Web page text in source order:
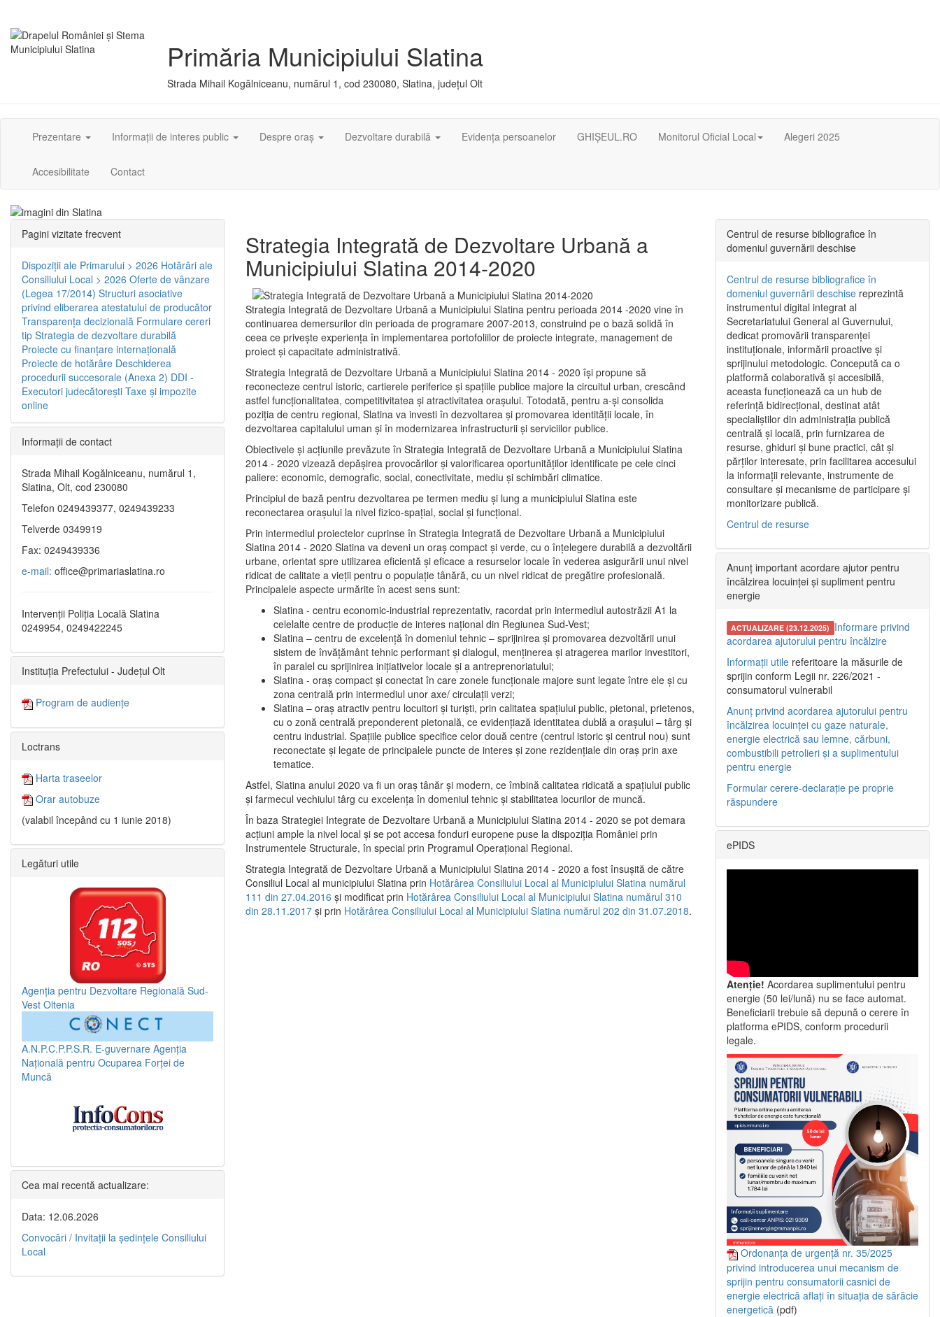
Primăria Municipiului Slatina
Strada Mihail Kogălniceanu, numărul 1, cod 230080, Slatina, județul Olt
Prezentare Informații de interes public Despre oraș Dezvoltare durabilă Evidența persoanelor GHIȘEUL.RO Monitorul Oficial Local Alegeri 2025
Accesibilitate Contact
Strategia Integrată de Dezvoltare Urbană a
Municipiului Slatina 2014-2020
Strategia Integrată de Dezvoltare Urbană a Municipiului Slatina pentru perioada 2014 -2020 vine în
continuarea demersurilor din perioada de programare 2007-2013, construind pe o bază solidă în
ceea ce priveşte experienţa în implementarea portofoliilor de proiecte integrate, management de
proiect și capacitate administrativă.
Strategia Integrată de Dezvoltare Urbană a Municipiului Slatina 2014 - 2020 își propune să
reconecteze centrul istoric, cartierele periferice şi spaţiile publice majore la circuitul urban, crescând
astfel funcţionalitatea, competitivitatea şi atractivitatea oraşului. Totodată, pentru a-şi consolida
poziţia de centru regional, Slatina va investi în dezvoltarea şi promovarea identităţii locale, în
dezvoltarea capitalului uman şi în modernizarea infrastructurii şi serviciilor publice.
Obiectivele şi acţiunile prevăzute în Strategia Integrată de Dezvoltare Urbană a Municipiului Slatina
2014 - 2020 vizează depășirea provocărilor şi valorificarea oportunităţilor identificate pe cele cinci
paliere: economic, demografic, social, conectivitate, mediu şi schimbări climatice.
Principiul de bază pentru dezvoltarea pe termen mediu şi lung a municipiului Slatina este
reconectarea oraşului la nivel fizico-spaţial, social şi funcţional.
Prin intermediul proiectelor cuprinse în Strategia Integrată de Dezvoltare Urbană a Municipiului
Slatina 2014 - 2020 Slatina va deveni un oraş compact şi verde, cu o înţelegere durabilă a dezvoltării
urbane, orientat spre utilizarea eficientă şi eficace a resurselor locale în vederea asigurării unui nivel
ridicat de calitate a vieţii pentru o populaţie tânără, cu un nivel ridicat de pregătire profesională.
Principalele aspecte urmărite în acest sens sunt:
Slatina - centru economic-industrial reprezentativ, racordat prin intermediul autostrăzii A1 la
celelalte centre de producţie de interes naţional din Regiunea Sud-Vest;
Slatina – centru de excelenţă în domeniul tehnic – sprijinirea şi promovarea dezvoltării unui
sistem de învăţământ tehnic performant şi dialogul, menţinerea şi atragerea marilor investitori,
în paralel cu sprijinirea iniţiativelor locale şi a antreprenoriatului;
Slatina - oraş compact şi conectat în care zonele funcţionale majore sunt legate între ele şi cu
zona centrală prin intermediul unor axe/ circulații verzi;
Slatina – oraş atractiv pentru locuitori şi turişti, prin calitatea spaţiului public, pietonal, prietenos,
cu o zonă centrală preponderent pietonală, ce evidenţiază identitatea dublă a oraşului – târg şi
centru industrial. Spaţiile publice specifice celor două centre (centrul istoric şi centrul nou) sunt
reconectate şi legate de principalele puncte de interes şi zone rezidenţiale din oraş prin axe
tematice.
Astfel, Slatina anului 2020 va fi un oraş tânăr şi modern, ce îmbină calitatea ridicată a spaţiului public
şi farmecul vechiului târg cu excelenţa în domeniul tehnic şi stabilitatea locurilor de muncă.
În baza Strategiei Integrate de Dezvoltare Urbană a Municipiului Slatina 2014 - 2020 se pot demara
acţiuni ample la nivel local şi se pot accesa fonduri europene puse la dispoziţia României prin
Instrumentele Structurale, în special prin Programul Operațional Regional.
Strategia Integrată de Dezvoltare Urbană a Municipiului Slatina 2014 - 2020 a fost însuşită de către
Consiliul Local al municipiului Slatina prin Hotărârea Consiliului Local al Municipiului Slatina numărul
111 din 27.04.2016 și modificat prin Hotărârea Consiliului Local al Municipiului Slatina numărul 310
din 28.11.2017 și prin Hotărârea Consiliului Local al Municipiului Slatina numărul 202 din 31.07.2018.
Pagini vizitate frecvent
Dispoziţii ale Primarului > 2026 Hotărâri ale
Consiliului Local > 2026 Oferte de vânzare
(Legea 17/2014) Structuri asociative
privind eliberarea atestatului de producător
Transparenţa decizională Formulare cereri
tip Strategia de dezvoltare durabilă
Proiecte cu finanţare internaţională
Proiecte de hotărâre Deschiderea
procedurii succesorale (Anexa 2) DDI -
Executori judecătorești Taxe şi impozite
online
Informaţii de contact
Strada Mihail Kogălniceanu, numărul 1,
Slatina, Olt, cod 230080
Telefon 0249439377, 0249439233
Telverde 0349919
Fax: 0249439336
e-mail: office@primariaslatina.ro
Intervenții Poliția Locală Slatina
0249954, 0249422245
Instituția Prefectului - Județul Olt
Program de audiențe
Loctrans
Harta traseelor
Orar autobuze
(valabil începând cu 1 iunie 2018)
Legături utile
Agenția pentru Dezvoltare Regională Sud-
Vest Oltenia
A.N.P.C.P.P.S.R. E-guvernare Agenția
Națională pentru Ocuparea Forței de
Muncă
Cea mai recentă actualizare:
Data: 12.06.2026
Convocări / Invitaţii la şedinţele Consiliului
Local
Centrul de resurse bibliografice în
domeniul guvernării deschise
Centrul de resurse bibliografice în
domeniul guvernării deschise reprezintă
instrumentul digital integrat al
Secretariatului General al Guvernului,
dedicat promovării transparenței
instituționale, informării proactive și
sprijinului metodologic. Concepută ca o
platformă colaborativă și accesibilă,
aceasta funcționează ca un hub de
referință bidirecțional, destinat atât
specialiștilor din administrația publică
centrală și locală, prin furnizarea de
resurse, ghiduri și bune practici, cât și
părților interesate, prin facilitarea accesului
la informații relevante, instrumente de
consultare și mecanisme de participare și
monitorizare publică.
Centrul de resurse
Anunț important acordare ajutor pentru
încălzirea locuinței și supliment pentru
energie
ACTUALIZARE (23.12.2025) Informare privind
acordarea ajutorului pentru încălzire
Informații utile referitoare la măsurile de
sprijin conform Legii nr. 226/2021 -
consumatorul vulnerabil
Anunț privind acordarea ajutorului pentru
încălzirea locuinței cu gaze naturale,
energie electrică sau lemne, cărbuni,
combustibili petrolieri și a suplimentului
pentru energie
Formular cerere-declarație pe proprie
răspundere
ePIDS
Atenție! Acordarea suplimentului pentru
energie (50 lei/lună) nu se face automat.
Beneficiarii trebuie să depună o cerere în
platforma ePIDS, conform procedurii
legale.
Ordonanța de urgență nr. 35/2025
privind introducerea unui mecanism de
sprijin pentru consumatorii casnici de
energie electrică aflați în situația de sărăcie
energetică (pdf)